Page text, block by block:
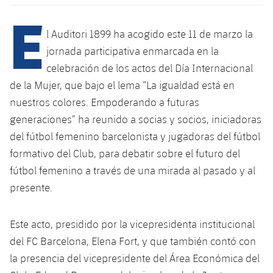
plusicon
más
Instalaciones
Spotify Camp Nou
Palau Blaugrana
Estadi Johan Cruyff
Ciutat Esportiva
La Masia
Servicios
plusicon
más
SUB12
SUB11 A
SUB11 B
SUB10 B
SUB9 B
SUB13 B
SUB12 C
SUB11 C
Entradas
Gameday Shows
Resultados
Clasificación
Jugadores
Fotos
Palmarés
Barça Atlètic
Junior
Cadete A
Cadete B
Infantil A
Infantil B
PLUSICON
MÁS
Primer Equipo
plusicon
más
Actualidad
Calendario
Resultados
Clasificaciones
Jugadores
Barça Atlètic
plusicon
más
Actualidad
Calendario
Clasificaciones
Jugadores
Base
plusicon
más
Actualidad
Cadete A
Cadete B
PLUSICON
MÁS
Actualidad
Calendario
Barça Atlètic
plusicon
más
Actualidad
E l Auditori 1899 ha acogido este 11 de marzo la
jornada participativa enmarcada en la
celebración de los actos del Día Internacional
de la Mujer, que bajo el lema “La igualdad está en
nuestros colores. Empoderando a futuras
generaciones” ha reunido a socias y socios, iniciadoras
del fútbol femenino barcelonista y jugadoras del fútbol
formativo del Club, para debatir sobre el futuro del
fútbol femenino a través de una mirada al pasado y al
presente.
Este acto, presidido por la vicepresidenta institucional
del FC Barcelona, ​​Elena Fort, y que también contó con
la presencia del vicepresidente del Área Económica del